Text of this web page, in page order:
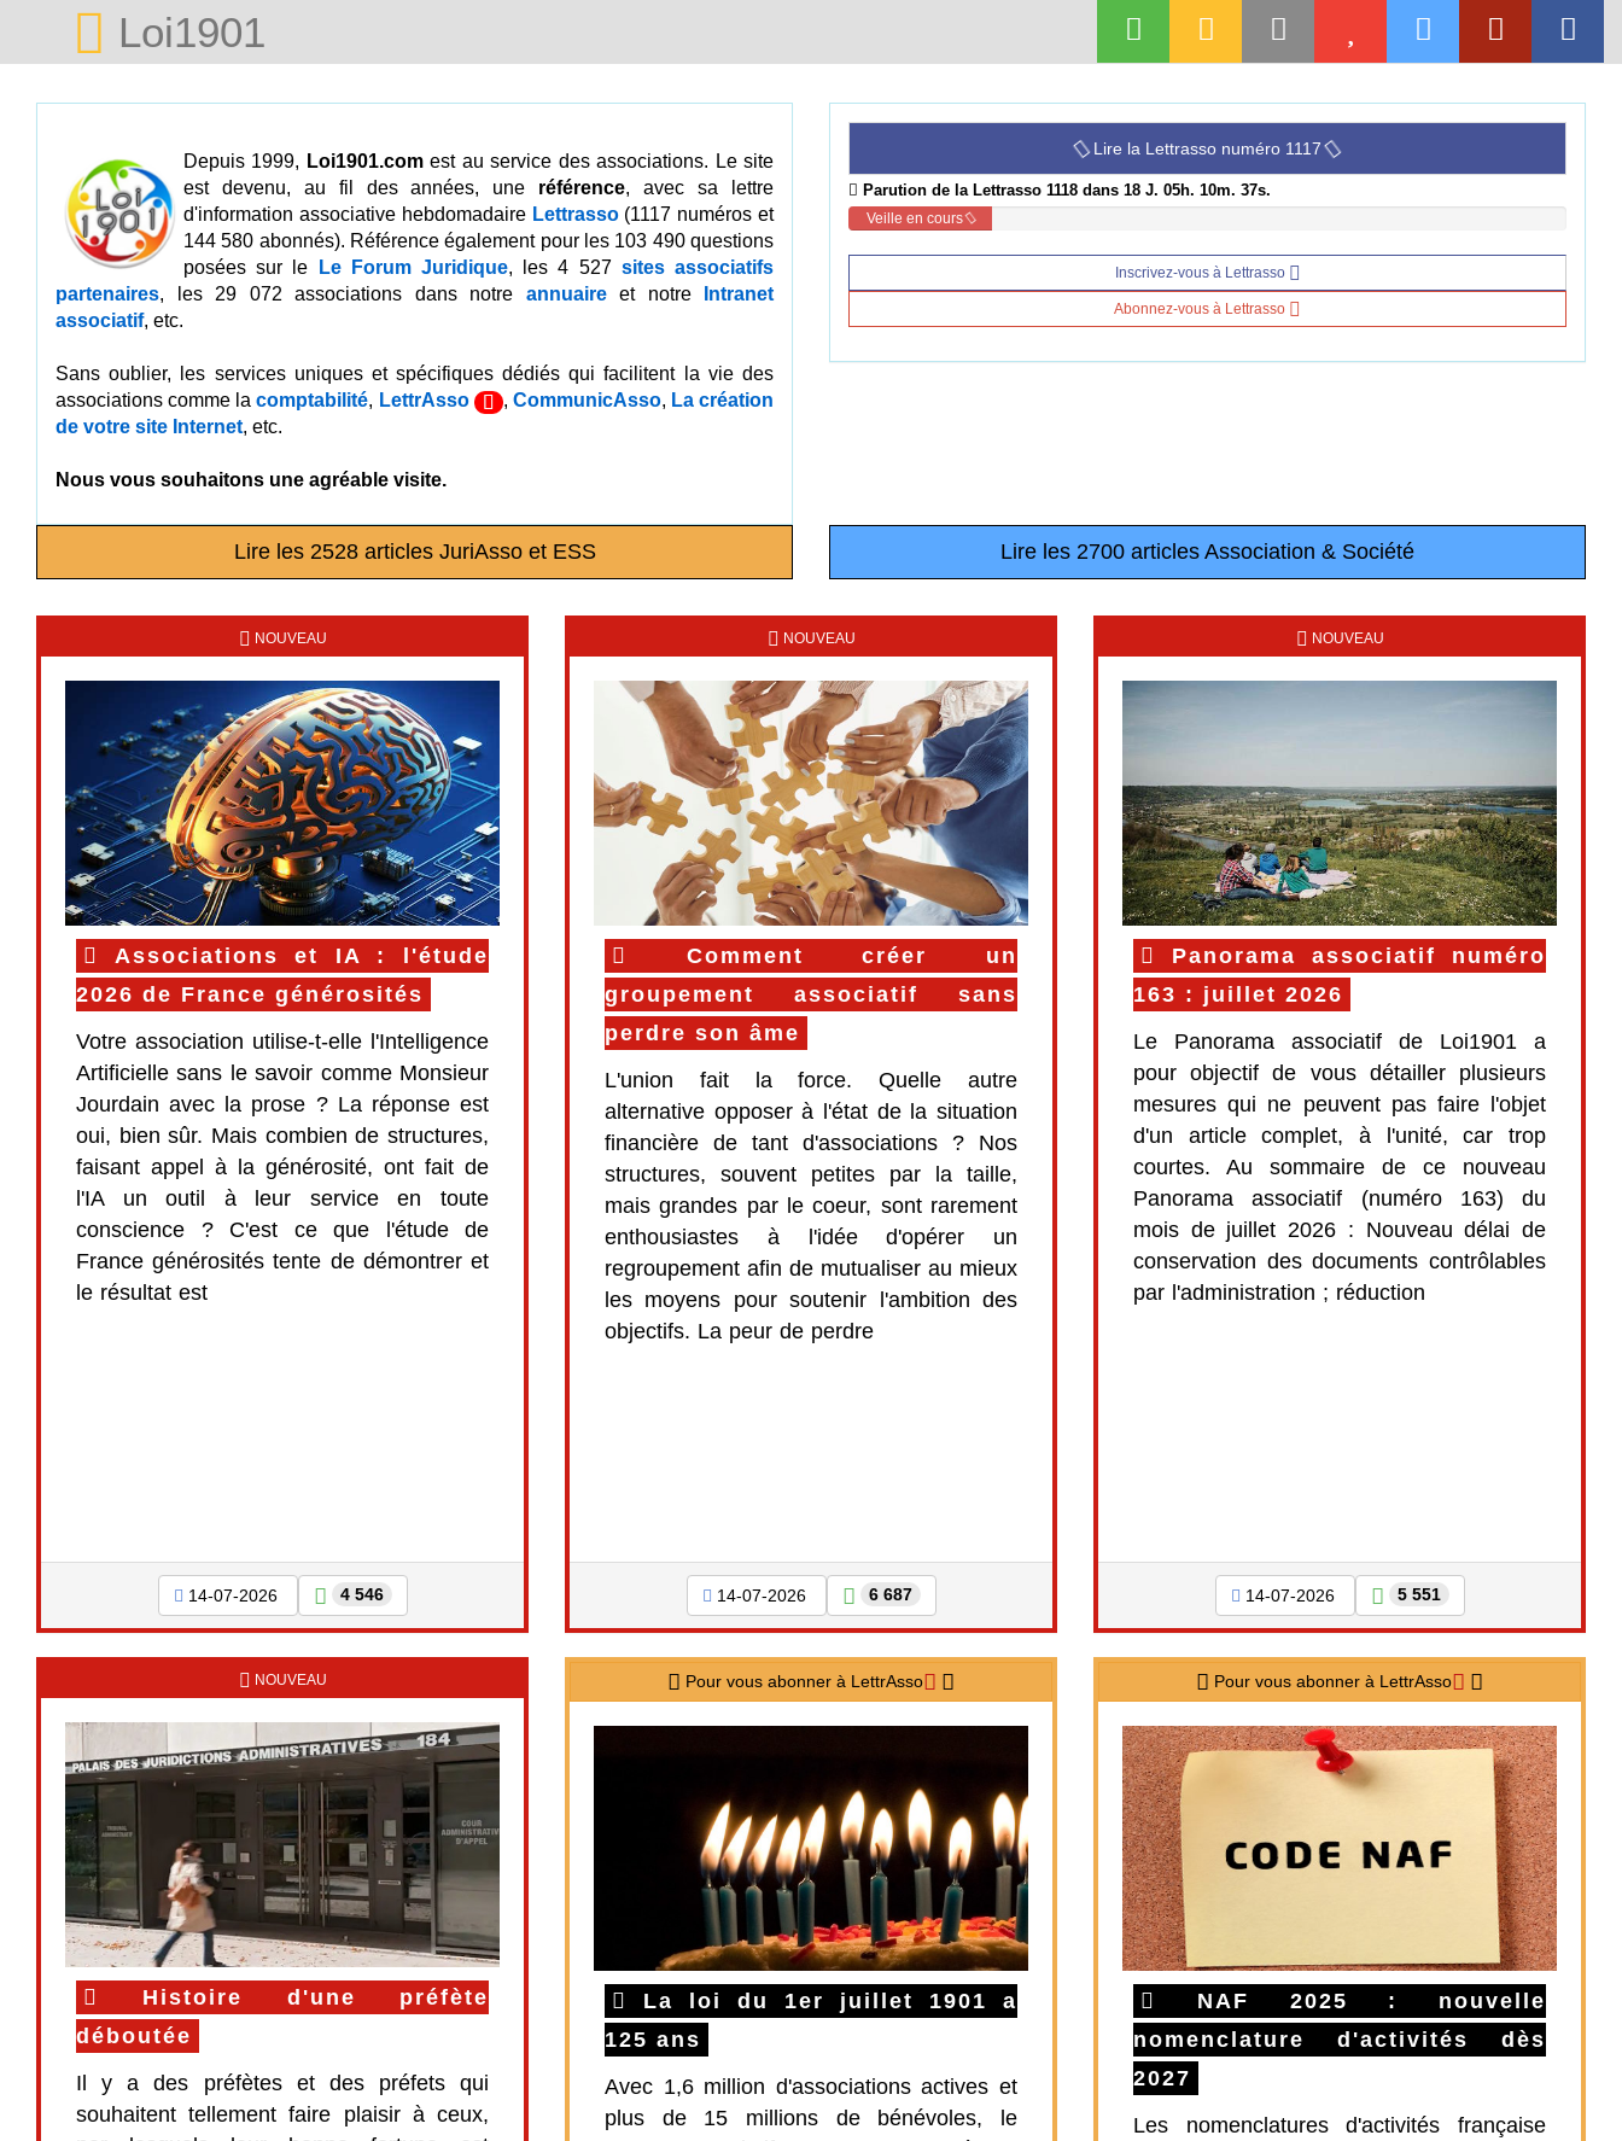
Loi1901
Depuis 1999, Loi1901.comest au service des associations. Le site
est devenu, au fil des années, une référence, avec sa lettre
d'information associative hebdomadaire Lettrasso(1117 numéros et
144 580 abonnés). Référence également pour les 103 490 questions
posées sur le
Le Forum Juridique, les 4 527 sites associatifs
partenaires, les 29 072 associations dans notre annuaireet notre
Intranet
associatif, etc.
Sans oublier, les services uniques et spécifiques dédiés qui facilitent la vie des
associations comme lacomptabilité, LettrAsso , CommunicAsso, La création
de votre site Internet, etc.
Nous vous souhaitons une agréable visite.
Lire la Lettrasso numéro 1117
Parution de la Lettrasso 1118 dans 18 J. 05h. 10m. 36s.
Veille en cours
Inscrivez-vous à Lettrasso
Abonnez-vous à Lettrasso
Lire les 2528 articles JuriAsso et ESS Lire les 2700 articles Association & Société
NOUVEAU
Associations et IA : l'étude
2026 de France générosités
Votre association utilise-t-elle l'Intelligence
Artificielle sans le savoir comme Monsieur
Jourdain avec la prose ? La réponse est
oui, bien sûr. Mais combien de structures,
faisant appel à la générosité, ont fait de
l'IA un outil à leur service en toute
conscience ? C'est ce que l'étude de
France générosités tente de démontrer et
le résultat est
14-07-2026 4 546
NOUVEAU
Comment créer un
groupement associatif sans
perdre son âme
L'union fait la force. Quelle autre
alternative opposer à l'état de la situation
financière de tant d'associations ? Nos
structures, souvent petites par la taille,
mais grandes par le coeur, sont rarement
enthousiastes à l'idée d'opérer un
regroupement afin de mutualiser au mieux
les moyens pour soutenir l'ambition des
objectifs. La peur de perdre
14-07-2026 6 687
NOUVEAU
Panorama associatif numéro
163 : juillet 2026
Le Panorama associatif de Loi1901 a
pour objectif de vous détailler plusieurs
mesures qui ne peuvent pas faire l'objet
d'un article complet, à l'unité, car trop
courtes. Au sommaire de ce nouveau
Panorama associatif (numéro 163) du
mois de juillet 2026 : Nouveau délai de
conservation des documents contrôlables
par l'administration ; réduction
14-07-2026 5 551
NOUVEAU
Histoire d'une préfète
déboutée
Il y a des préfètes et des préfets qui
souhaitent tellement faire plaisir à ceux,
Pour vous abonner à LettrAsso
La loi du 1er juillet 1901 a
125 ans
Avec 1,6 million d'associations actives et
plus de 15 millions de bénévoles, le
Pour vous abonner à LettrAsso
NAF 2025 : nouvelle
nomenclature d'activités dès
2027
Les nomenclatures d'activités française